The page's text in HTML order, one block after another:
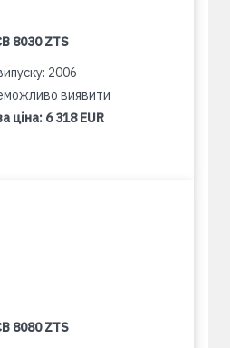
8030 ZTS
2006
виявити
ціна: 6 318 EUR
8080 ZTS